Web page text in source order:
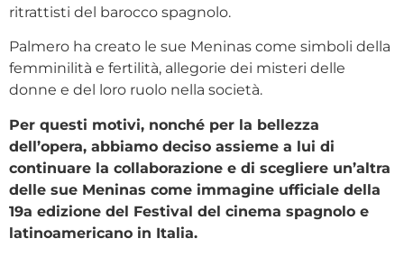
ritrattisti del barocco spagnolo.
Palmero ha creato le sue Meninas come simboli della
femminilità e fertilità, allegorie dei misteri delle
donne e del loro ruolo nella società.
Per questi motivi, nonché per la bellezza
dell’opera, abbiamo deciso assieme a lui di
continuare la collaborazione e di scegliere un’altra
delle sue Meninas come immagine ufficiale della
19a edizione del Festival del cinema spagnolo e
latinoamericano in Italia.